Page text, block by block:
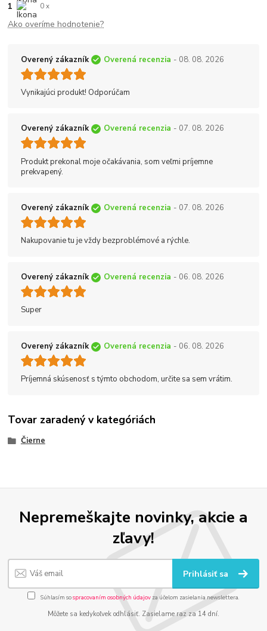
1 0 x
Ako overíme hodnotenie?
Overený zákazník Overená recenzia - 08. 08. 2026
Vynikajúci produkt! Odporúčam
Overený zákazník Overená recenzia - 07. 08. 2026
Produkt prekonal moje očakávania, som veľmi príjemne
prekvapený.
Overený zákazník Overená recenzia - 07. 08. 2026
Nakupovanie tu je vždy bezproblémové a rýchle.
Overený zákazník Overená recenzia - 06. 08. 2026
Super
Overený zákazník Overená recenzia - 06. 08. 2026
Príjemná skúsenosť s týmto obchodom, určite sa sem vrátim.
Tovar zaradený v kategóriách
Čierne
Nepremeškajte novinky, akcie a
zľavy!
Prihlásiť sa
Súhlasím sospracovaním osobných údajov za účelom zasielania newslettera.
Môžete sa kedykoľvek odhlásiť. Zasielame raz za 14 dní.